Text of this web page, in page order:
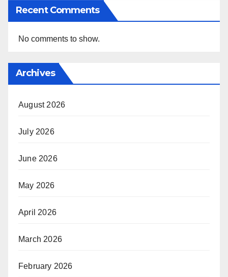
Recent Comments
No comments to show.
Archives
August 2026
July 2026
June 2026
May 2026
April 2026
March 2026
February 2026